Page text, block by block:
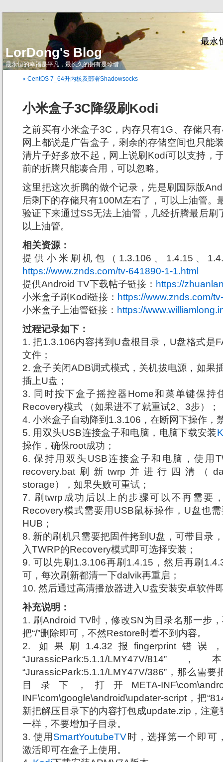
LorDong's Blog
最永恒的幸福是平凡，最长久的拥有是珍惜
« CentOS 7_64升内核及部署Shadowsocks
小米盒子3C降级刷Kodi
之前买有小米盒子3C，内存只有1G、存储只
网上都说是广告盒子，剩余的存储空间也只能
清片子好多放不起，网上说刷Kodi可以支持，
前的折腾只能凑合用，可以忽略。
这里把这次折腾的做个记录，先是刷国际版
后剩下的存储只有100M左右了，可以上油管。
验证下来通过SS无法上油管，几经折腾最后刷
以上油管。
相关资源：
提供小米刷机包（1.3.106、1.4.15、
https://www.znds.com/tv-641890-1-1.html
提供Android TV下载帖子链接： https://
小米盒子刷Kodi链接： https://www.znds.com/
小米盒子上油管链接： https://
过程记录如下：
1. 把1.3.106内容拷到U盘根目录，U盘格式是
文件；
2. 盒子关闭ADB调式模式，关机拔电源，如果
插上U盘；
3. 同时按下盒子摇控器Home和菜单键保持
Recovery模式 （如果进不了就重试2、3步）；
4. 小米盒子自动降到1.3.106，在断网下操作，
5. 用双头USB连接盒子和电脑，电脑下载安装
操作，确保root成功；
6. 保持用双头USB连接盒子和电脑，使用
recovery.bat刷新twrp并进行四清（
storage），如果失败可重试；
7. 刷twrp成功后以上的步骤可以不再需要
Recovery模式需要用USB鼠标操作，U盘也
HUB；
8. 新的刷机只需要把固件拷到U盘，可带目录
入TWRP的Recovery模式即可选择安装；
9. 可以先刷1.3.106再刷1.4.15，然后再刷
可，每次刷新都清一下dalvik再重启；
10. 然后通过高清播放器进入U盘安装安卓软件
补充说明：
1. 刷Android TV时，修改SN为目录名那一步，
把“/”删除即可，不然Restore时看不到内容。
2. 如果刷1.4.32报fingerprint错
“JurassicPark:5.1.1/LMY47V/
“JurassicPark:5.1.1/LMY47V/386”，那么需
目录下，打开META-
INF\com\google\android\updater-script，把
新把解压目录下的内容打包成update.zip，注
一样，不要增加子目录。
3. 使用 SmartYoutubeTV时，选择第一个即可
激活即可在盒子上使用。